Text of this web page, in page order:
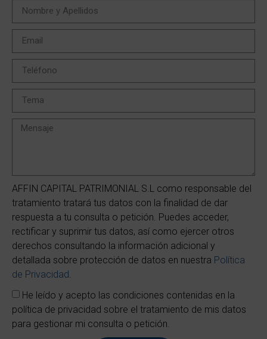
AFFIN CAPITAL PATRIMONIAL S.L como responsable del
tratamiento tratará tus datos con la finalidad de dar
respuesta a tu consulta o petición. Puedes acceder,
rectificar y suprimir tus datos, así como ejercer otros
derechos consultando la información adicional y
detallada sobre protección de datos en nuestra Política
de Privacidad
He leído y acepto las condiciones contenidas en la
política de privacidad sobre el tratamiento de mis datos
para gestionar mi consulta o petición.